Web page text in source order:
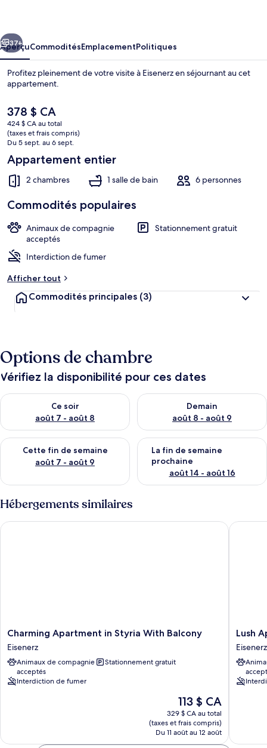
Balcony
Suivant
37+
AperçuCommoditésEmplacementPolitiques
Profitez pleinement de votre visite à Eisenerz en séjournant au cet
appartement.
Le
prix
actuel
est
378 $ CA
424 $ CA au total
(taxes et frais compris)
Du 5 sept. au 6 sept.
Appartement entier
2 chambres 1 salle de bain 6 personnes
Commodités populaires
Animaux de compagnie
acceptés
Stationnement gratuit
Interdiction de fumer
Afficher tout
Commodités principales (3)
Options de chambre
Vérifiez la disponibilité pour ces dates
Ce soir
août 7 - août 8
Vérifier la disponibilité pour ce soir août 7 - août 8
Demain
août 8 - août 9
Vérifier la disponibilité pour
Cette fin de semaine
août 7 - août 9
Vérifier la disponibilité pour cette fin de semaine août 7 -
La fin de semaine
prochaine
août 14 - août 16
Vérifier la disponibilité pour
Hébergements similaires
Charming
Apartment
in
Styria
With
Balcony
Charming Apartment in Styria With Balcony
Eisenerz
Animaux de compagnie
acceptés
Stationnement gratuit
Interdiction de fumer
Le
prix
est
de
113 $ CA
113 $ CA
329 $ CA au total
(taxes et frais compris)
Du 11 août au 12 août
Charming Apartment in Styria With Balcony
Lush
in
Styria
With
Infrared
Lush
Eisenerz
Lush